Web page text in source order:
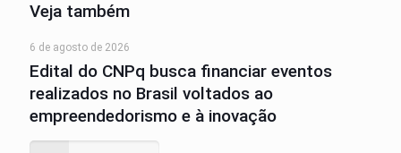
Veja também
6 de agosto de 2026
Edital do CNPq busca financiar eventos
realizados no Brasil voltados ao
empreendedorismo e à inovação